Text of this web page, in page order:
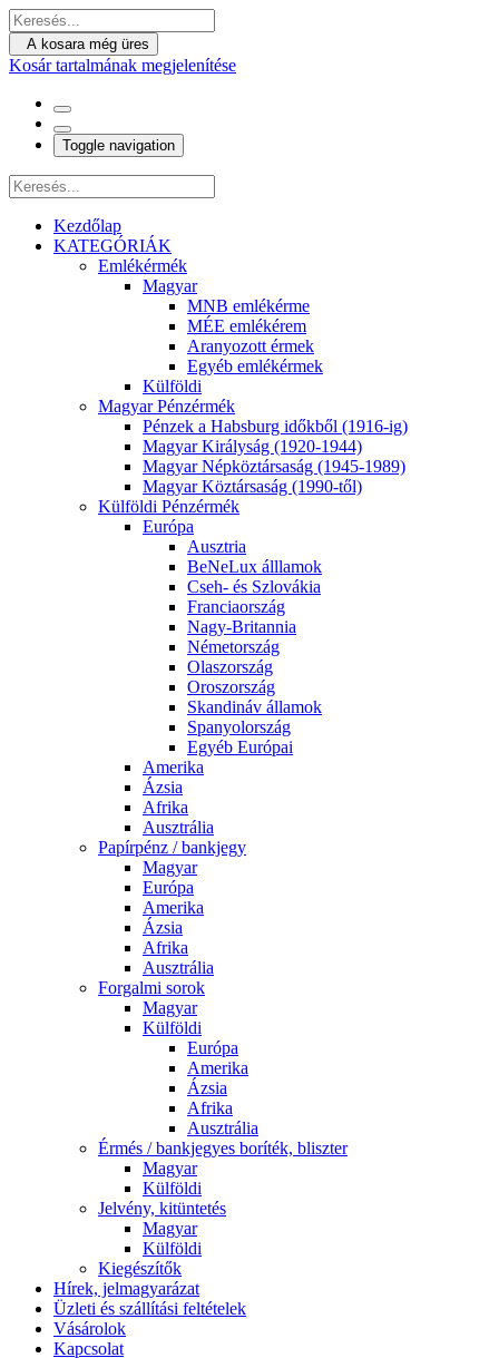
A kosara még üres
Kosár tartalmának megjelenítése
Toggle navigation
Kezdőlap
KATEGÓRIÁK
Emlékérmék
Magyar
MNB emlékérme
MÉE emlékérem
Aranyozott érmek
Egyéb emlékérmek
Külföldi
Magyar Pénzérmék
Pénzek a Habsburg időkből (1916-ig)
Magyar Királyság (1920-1944)
Magyar Népköztársaság (1945-1989)
Magyar Köztársaság (1990-től)
Külföldi Pénzérmék
Európa
Ausztria
BeNeLux álllamok
Cseh- és Szlovákia
Franciaország
Nagy-Britannia
Németország
Olaszország
Oroszország
Skandináv államok
Spanyolország
Egyéb Európai
Amerika
Ázsia
Afrika
Ausztrália
Papírpénz / bankjegy
Magyar
Európa
Amerika
Ázsia
Afrika
Ausztrália
Forgalmi sorok
Magyar
Külföldi
Európa
Amerika
Ázsia
Afrika
Ausztrália
Érmés / bankjegyes boríték, bliszter
Magyar
Külföldi
Jelvény, kitüntetés
Magyar
Külföldi
Kiegészítők
Hírek, jelmagyarázat
Üzleti és szállítási feltételek
Vásárolok
Kapcsolat